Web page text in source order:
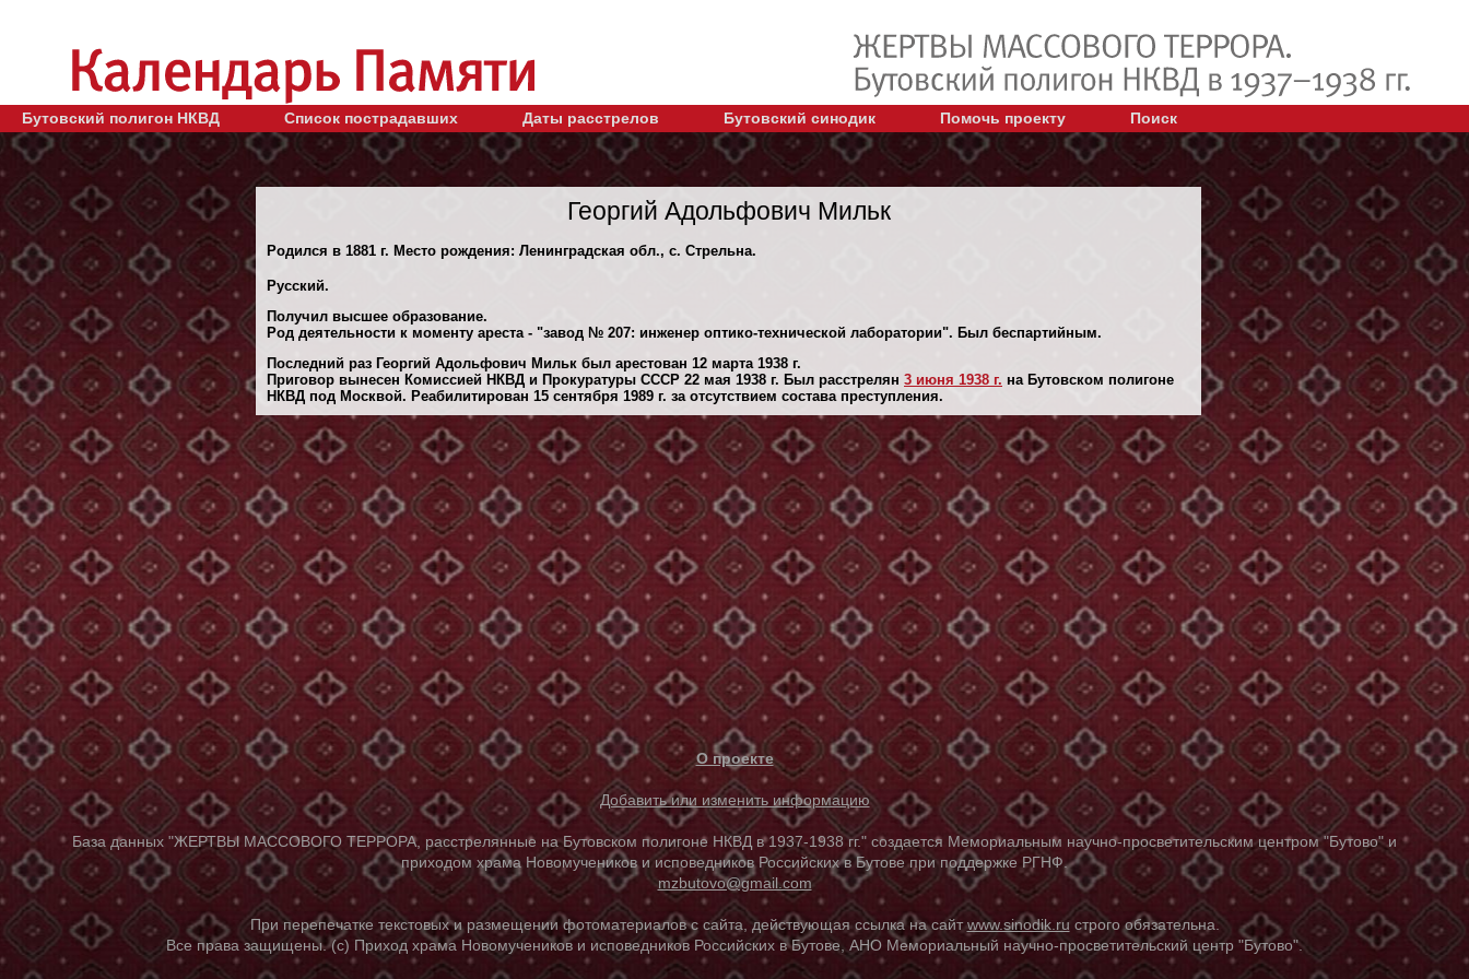
Бутовский полигон НКВД Список пострадавших Даты расстрелов Бутовский синодик Помочь проекту Поиск
Георгий Адольфович Мильк
Родился в 1881 г. Место рождения: Ленинградская обл., с. Стрельна.
Русский.
Получил высшее образование.
Род деятельности к моменту ареста - "завод № 207: инженер оптико-технической лаборатории". Был беспартийным.
Последний раз Георгий Адольфович Мильк был арестован 12 марта 1938 г.
Приговор вынесен Комиссией НКВД и Прокуратуры СССР 22 мая 1938 г. Был расстрелян 3 июня 1938 г. на Бутовском полигоне
НКВД под Москвой. Реабилитирован 15 сентября 1989 г. за отсутствием состава преступления.
О проекте
Добавить или изменить информацию
База данных "ЖЕРТВЫ МАССОВОГО ТЕРРОРА, расстрелянные на Бутовском полигоне НКВД в 1937-1938 гг." создается Мемориальным научно-просветительским центром "Бутово" и
приходом храма Новомучеников и исповедников Российских в Бутове при поддержке РГНФ.
mzbutovo@gmail.com
При перепечатке текстовых и размещении фотоматериалов с сайта, действующая ссылка на сайтwww.sinodik.ru строго обязательна.
Все права защищены. (с) Приход храма Новомучеников и исповедников Российских в Бутове, АНО Мемориальный научно-просветительский центр "Бутово".